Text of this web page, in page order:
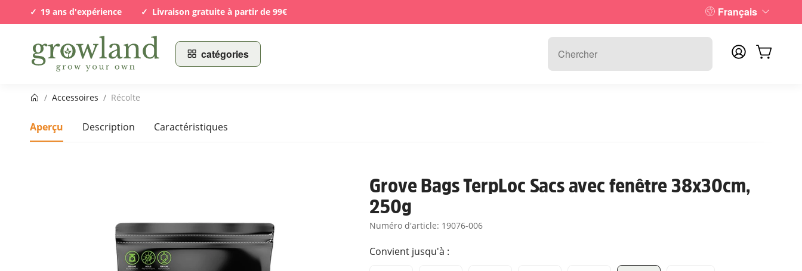
19 ans d'expérience Livraison gratuite à partir de 99€ Français
catégories
Page d’accueil
/ Accessoires / Récolte
Aperçu Description Caractéristiques
Grove Bags TerpLoc Sacs avec fenêtre 38x30cm,
250g
Numéro d'article: 19076-006
Convient jusqu'à :